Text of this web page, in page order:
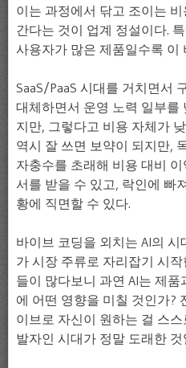
이는 과정에서 닦고 조이는
간다는 것이 업계 정설이다.
사용자가 많은 제품일수록 이
SaaS/PaaS 시대를 거치면서
대체하면서 운영 노력 일부를
지만, 그렇다고 비용 자체가
역시 잘 쓰면 보약이 되지만,
자충수를 초래해 비용 대비
서를 받을 수 있고, 락인에 빠
황에 직면할 수 있다.
바이브 코딩을 외치는 AI의 시
가 시장 주류로 자리잡기 시
들이 많다보니 과연 AI는 제
에 어떤 영향을 미칠 것인가?
이브로 자신이 원하는 걸 스
발자인 시대가 정말 도래한 것